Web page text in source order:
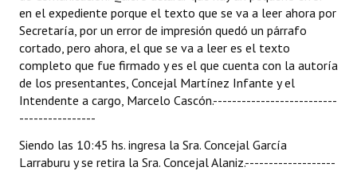
en el expediente porque el texto que se va a leer ahora por
Secretaría, por un error de impresión quedó un párrafo
cortado, pero ahora, el que se va a leer es el texto
completo que fue firmado y es el que cuenta con la autoría
de los presentantes, Concejal Martínez Infante y el
Intendente a cargo, Marcelo Cascón.--------------------------
----------------
Siendo las 10:45 hs. ingresa la Sra. Concejal García
Larraburu y se retira la Sra. Concejal Alaniz.-------------------